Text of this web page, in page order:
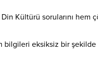
Kültürü sorularını
eksiksiz bir